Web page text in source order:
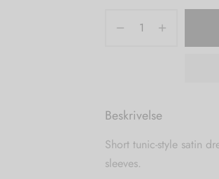
Beskrivelse
Short tunic-style satin
sleeves.